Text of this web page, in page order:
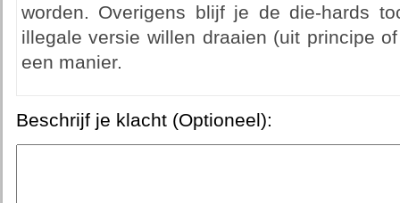
worden. Overigens blijf je de die-hards
illegale versie willen draaien (uit principe
een manier.
Beschrijf je klacht (Optioneel):